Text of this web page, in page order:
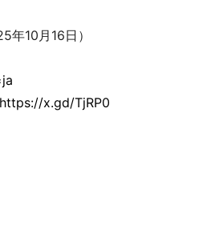
10月16日）
https://x.gd/TjRP0